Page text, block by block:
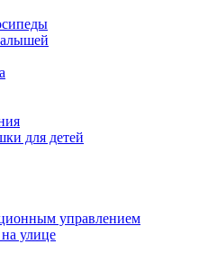
для детей
управлением
улице